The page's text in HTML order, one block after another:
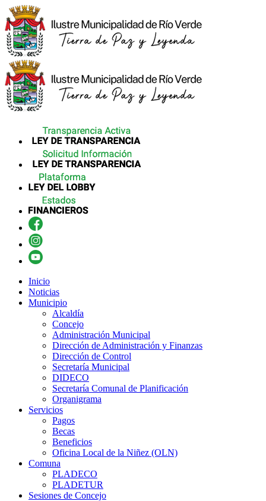
Inicio
Noticias
Municipio
Alcaldía
Concejo
Administración Municipal
Dirección de Administración y Finanzas
Dirección de Control
Secretaría Municipal
DIDECO
Secretaría Comunal de Planificación
Organigrama
Servicios
Pagos
Becas
Beneficios
Oficina Local de la Niñez (OLN)
Comuna
PLADECO
PLADETUR
Sesiones de Concejo